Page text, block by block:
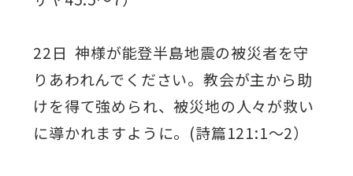
22日 神様が能登半島地震の被災者を守
りあわれんでください。教会が主から助
けを得て強められ、被災地の人々が救い
に導かれますように。(詩篇121:1～2）